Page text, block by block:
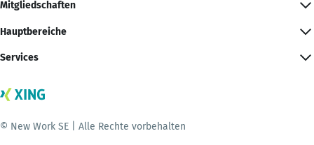
Mitgliedschaften
Hauptbereiche
Services
© New Work SE | Alle Rechte vorbehalten